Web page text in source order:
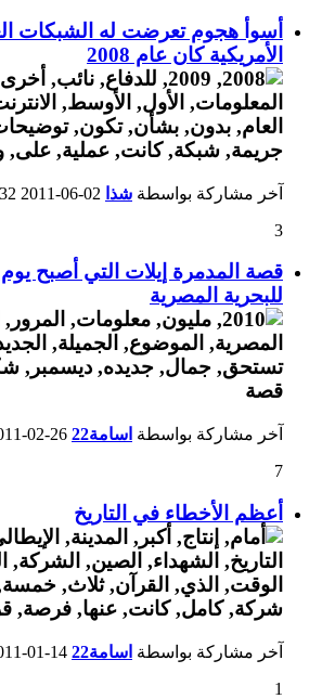
أسوأ هجوم تعرضت له الشبكات
الأمريكية كان عام 2008
آخر مشاركة بواسطة شذا
3
قصة المدمرة إيلات التي أصبح يوم
للبحرية المصرية
آخر مشاركة بواسطة اسامة22
7
أعظم الأخطاء في التاريخ
آخر مشاركة بواسطة اسامة22
1